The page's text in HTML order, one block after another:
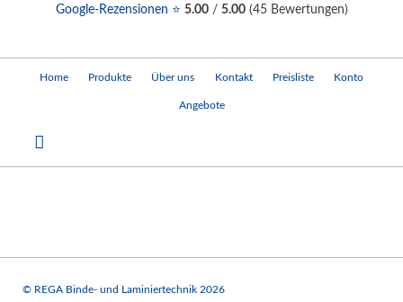
Home Produkte Über uns Kontakt Preisliste Konto
Angebote
Google-Rezensionen ⭐ 5.00/ 5.00(45Bewertungen)
© REGA Binde- und Laminiertechnik 2026